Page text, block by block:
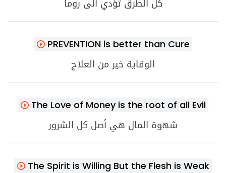
كل الطرق تؤدي الى روما
PREVENTION is better than Cure
الوقاية خير من العلاج
The Love of Money is the root of all Evil
شهوة المال هي أصل كل الشرور
The Spirit is Willing But the Flesh is Weak